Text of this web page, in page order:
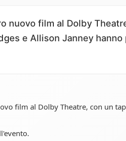
nuovo film al Dolby
e Allison Janney
film al Dolby Theatre, con un